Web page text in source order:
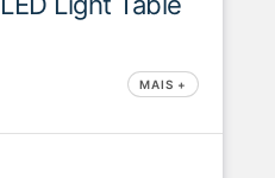
MAIS +